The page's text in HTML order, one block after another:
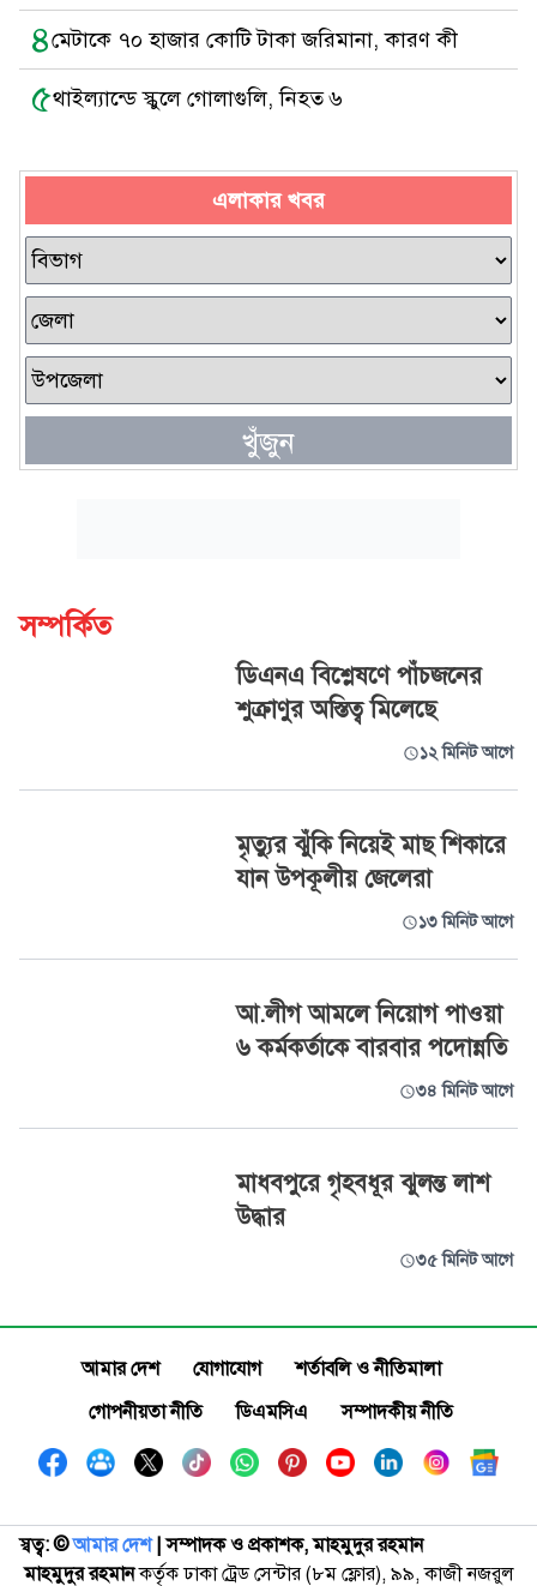
৪মেটাকে ৭০ হাজার কোটি টাকা জরিমানা, কারণ কী
৫থাইল্যান্ডে স্কুলে গোলাগুলি, নিহত ৬
এলাকার খবর
খুঁজুন
সম্পর্কিত
ডিএনএ বিশ্লেষণে পাঁচজনের
শুক্রাণুর অস্তিত্ব মিলেছে
১২ মিনিট আগে
মৃত্যুর ঝুঁকি নিয়েই মাছ শিকারে
যান উপকূলীয় জেলেরা
১৩ মিনিট আগে
আ.লীগ আমলে নিয়োগ পাওয়া
৬ কর্মকর্তাকে বারবার পদোন্নতি
৩৪ মিনিট আগে
মাধবপুরে গৃহবধূর ঝুলন্ত লাশ
উদ্ধার
৩৫ মিনিট আগে
আমার দেশ যোগাযোগ
শর্তাবলি ও নীতিমালা
গোপনীয়তা নীতি
ডিএমসিএ সম্পাদকীয় নীতি
স্বত্ব: ©️আমার দেশ| সম্পাদক ও প্রকাশক, মাহমুদুর রহমান
মাহমুদুর রহমানকর্তৃক ঢাকা ট্রেড সেন্টার (৮ম ফ্লোর), ৯৯, কাজী নজরুল